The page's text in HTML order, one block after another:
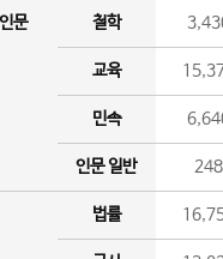
인문 철학
교육
민속
인문 일반 248
법률